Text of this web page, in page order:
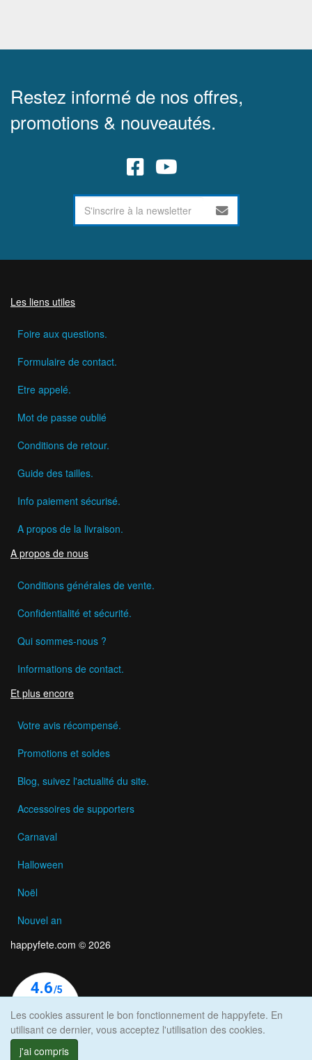
Restez informé de nos offres,
promotions & nouveautés.
Les liens utiles
Foire aux questions.
Formulaire de contact.
Etre appelé.
Mot de passe oublié
Conditions de retour.
Guide des tailles.
Info paiement sécurisé.
A propos de la livraison.
A propos de nous
Conditions générales de vente.
Confidentialité et sécurité.
Qui sommes-nous ?
Informations de contact.
Et plus encore
Votre avis récompensé.
Promotions et soldes
Blog, suivez l'actualité du site.
Accessoires de supporters
Carnaval
Halloween
Noël
Nouvel an
happyfete.com © 2026
Les cookies assurent le bon fonctionnement de happyfete. En
utilisant ce dernier, vous acceptez l'utilisation des cookies.
j'ai compris